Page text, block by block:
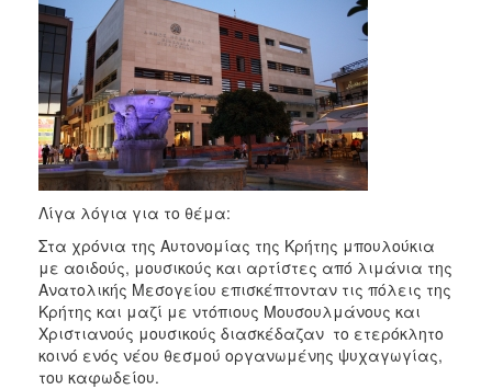
2010
2006
ΤΟΠΟΣ
ΠΟΛΙΤΙΣΜΟΣ
ΑΝΘΕΚΤΙΚΗ
ΠΟΛΗ
Λίγα λόγια για το θέμα:
Στα χρόνια της Αυτονομίας της Κρήτης μπουλούκια
με αοιδούς, μουσικούς και αρτίστες από λιμάνια της
Ανατολικής Μεσογείου επισκέπτονταν τις πόλεις της
Κρήτης και μαζί με ντόπιους Μουσουλμάνους και
Χριστιανούς μουσικούς διασκέδαζαν το ετερόκλητο
κοινό ενός νέου θεσμού οργανωμένης ψυχαγωγίας,
του καφωδείου.